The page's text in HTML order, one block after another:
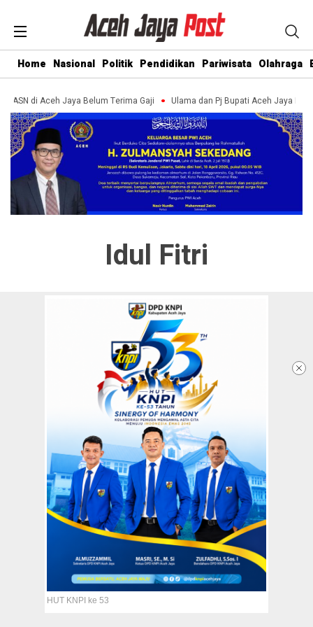
HUT KNPI ke 53
Home Nasional Politik Pendidikan Pariwisata Olahraga
ASN di Aceh Jaya Belum Terima Gaji Ulama dan Pj Bupati Aceh Jaya
Idul Fitri
Jelang Idul Fitri, Pemkab Aceh
Jaya Siapkan Pawai Takbir
28 March 2025 - 13:09 WIB
Redaksi Tentang Kami
Copyright @2026 Aceh Jaya Post
All Rights Reserved